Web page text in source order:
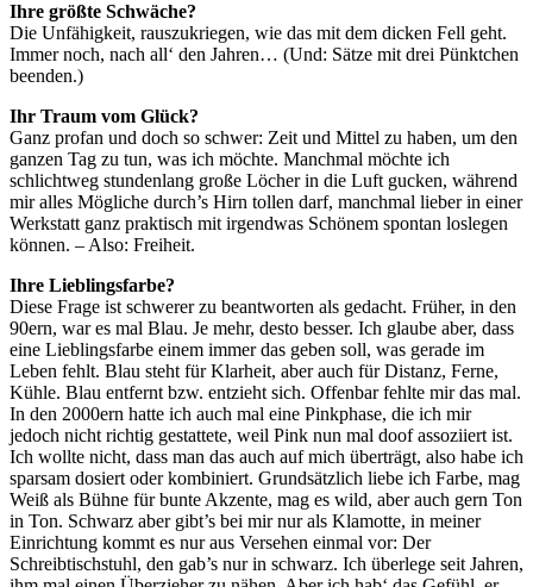
Ihre größte Schwäche?
Die Unfähigkeit, rauszukriegen, wie das mit dem dicken Fell geht.
Immer noch, nach all‘ den Jahren… (Und: Sätze mit drei Pünktchen
beenden.)
Ihr Traum vom Glück?
Ganz profan und doch so schwer: Zeit und Mittel zu haben, um den
ganzen Tag zu tun, was ich möchte. Manchmal möchte ich
schlichtweg stundenlang große Löcher in die Luft gucken, während
mir alles Mögliche durch’s Hirn tollen darf, manchmal lieber in einer
Werkstatt ganz praktisch mit irgendwas Schönem spontan loslegen
können. – Also: Freiheit.
Ihre Lieblingsfarbe?
Diese Frage ist schwerer zu beantworten als gedacht. Früher, in den
90ern, war es mal Blau. Je mehr, desto besser. Ich glaube aber, dass
eine Lieblingsfarbe einem immer das geben soll, was gerade im
Leben fehlt. Blau steht für Klarheit, aber auch für Distanz, Ferne,
Kühle. Blau entfernt bzw. entzieht sich. Offenbar fehlte mir das mal.
In den 2000ern hatte ich auch mal eine Pinkphase, die ich mir
jedoch nicht richtig gestattete, weil Pink nun mal doof assoziiert ist.
Ich wollte nicht, dass man das auch auf mich überträgt, also habe ich
sparsam dosiert oder kombiniert. Grundsätzlich liebe ich Farbe, mag
Weiß als Bühne für bunte Akzente, mag es wild, aber auch gern Ton
in Ton. Schwarz aber gibt’s bei mir nur als Klamotte, in meiner
Einrichtung kommt es nur aus Versehen einmal vor: Der
Schreibtischstuhl, den gab’s nur in schwarz. Ich überlege seit Jahren,